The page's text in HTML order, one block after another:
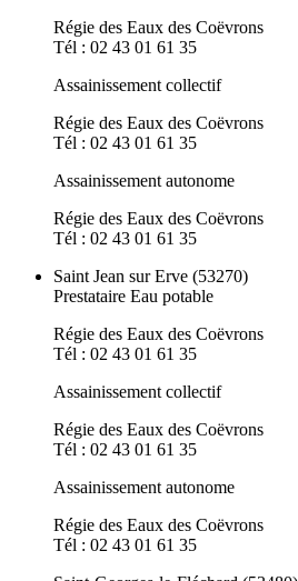
Régie des Eaux des Coëvrons
Tél : 02 43 01 61 35
Assainissement collectif
Régie des Eaux des Coëvrons
Tél : 02 43 01 61 35
Assainissement autonome
Régie des Eaux des Coëvrons
Tél : 02 43 01 61 35
Saint Jean sur Erve (53270)
Prestataire Eau potable
Régie des Eaux des Coëvrons
Tél : 02 43 01 61 35
Assainissement collectif
Régie des Eaux des Coëvrons
Tél : 02 43 01 61 35
Assainissement autonome
Régie des Eaux des Coëvrons
Tél : 02 43 01 61 35